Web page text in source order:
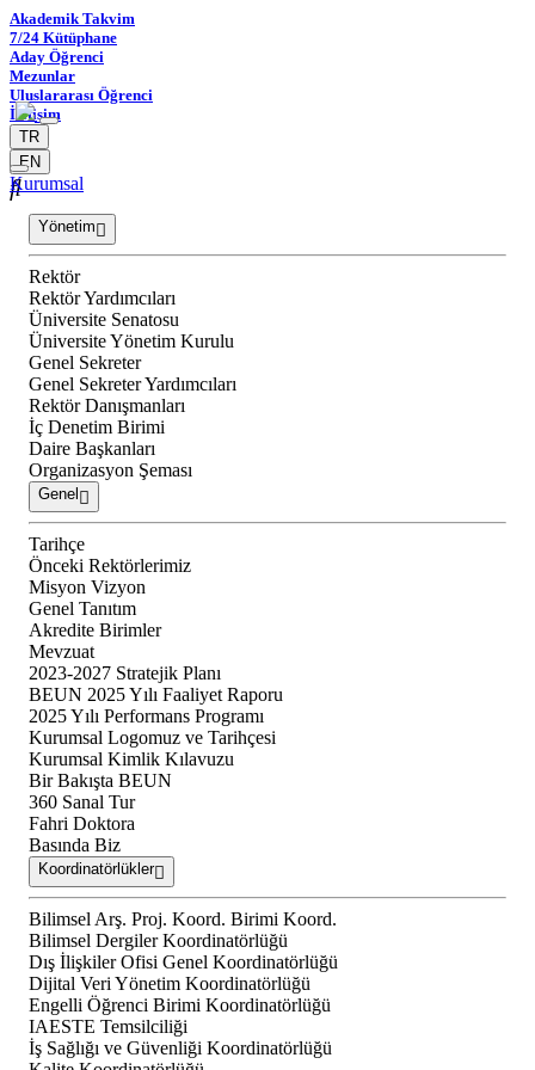
Akademik Takvim
7/24 Kütüphane
Aday Öğrenci
Mezunlar
Uluslararası Öğrenci
İletişim
TR
EN
Kurumsal
Yönetim
Rektör
Rektör Yardımcıları
Üniversite Senatosu
Üniversite Yönetim Kurulu
Genel Sekreter
Genel Sekreter Yardımcıları
Rektör Danışmanları
İç Denetim Birimi
Daire Başkanları
Organizasyon Şeması
Genel
Tarihçe
Önceki Rektörlerimiz
Misyon Vizyon
Genel Tanıtım
Akredite Birimler
Mevzuat
2023-2027 Stratejik Planı
BEUN 2025 Yılı Faaliyet Raporu
2025 Yılı Performans Programı
Kurumsal Logomuz ve Tarihçesi
Kurumsal Kimlik Kılavuzu
Bir Bakışta BEUN
360 Sanal Tur
Fahri Doktora
Basında Biz
Koordinatörlükler
Bilimsel Arş. Proj. Koord. Birimi Koord.
Bilimsel Dergiler Koordinatörlüğü
Dış İlişkiler Ofisi Genel Koordinatörlüğü
Dijital Veri Yönetim Koordinatörlüğü
Engelli Öğrenci Birimi Koordinatörlüğü
IAESTE Temsilciliği
İş Sağlığı ve Güvenliği Koordinatörlüğü